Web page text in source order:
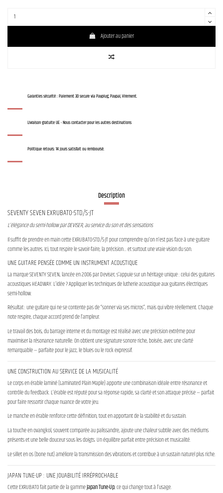
Ajouter au panier
Garanties sécurité : Paiement 3D secure via Payplug, Paypal, Virement.
Livraison gratuite UE - Nous contacter pour les autres destinations
Politique retours: 14 jours satisfait ou remboursé.
Description
SEVENTY SEVEN EXRUBATO-STD/S-JT
L’élégance du semi-hollow par DEVISER, au service du son et des sensations
Il suffit de prendre en main cette EXRUBATO-STD/S-JT pour comprendre qu’on n’est pas face à une guitare
comme les autres. Ici, tout respire le savoir-faire, la précision… et surtout une vraie vision du son.
UNE GUITARE PENSÉE COMME UN INSTRUMENT ACOUSTIQUE
La marque SEVENTY SEVEN, lancée en 2006 par Deviser, s’appuie sur un héritage unique : celui des guitares
acoustiques HEADWAY. L’idée ? Appliquer les techniques de lutherie acoustique aux guitares électriques
semi-hollow.
Résultat : une guitare qui ne se contente pas de “sonner via ses micros”, mais qui vibre réellement. Chaque
note respire, chaque accord prend de l’ampleur.
Le travail des bois, du barrage interne et du montage est réalisé avec une précision extrême pour
maximiser la résonance naturelle. On obtient une signature sonore riche, boisée, avec une clarté
remarquable — parfaite pour le jazz, le blues ou le rock expressif.
UNE CONSTRUCTION AU SERVICE DE LA MUSICALITÉ
Le corps en érable laminé (Laminated Plain Maple) apporte une combinaison idéale entre résonance et
contrôle du feedback. L’érable est réputé pour sa réponse rapide, sa clarté et son attaque précise — parfait
pour faire ressortir chaque nuance de votre jeu.
Le manche en érable renforce cette définition, tout en apportant de la stabilité et du sustain.
La touche en ovangkol, souvent comparée au palissandre, ajoute une chaleur subtile avec des médiums
présents et une belle douceur sous les doigts. Un équilibre parfait entre précision et musicalité.
Le sillet en os (bone nut) améliore la transmission des vibrations et contribue à un sustain naturel plus riche.
JAPAN TUNE-UP : UNE JOUABILITÉ IRRÉPROCHABLE
Cette EXRUBATO fait partie de la gammeJapan Tune-Up, ce qui change tout à l’usage.